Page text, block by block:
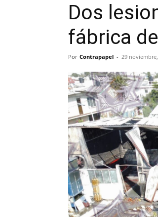
Dos
fábrica
Por Contrapapel - 29